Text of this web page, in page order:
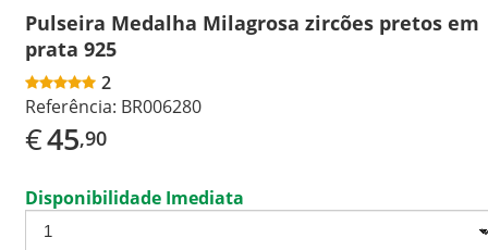
Pulseira Medalha Milagrosa zircões pretos em
prata 925
2
Referência: BR006280
€45,90
Disponibilidade Imediata